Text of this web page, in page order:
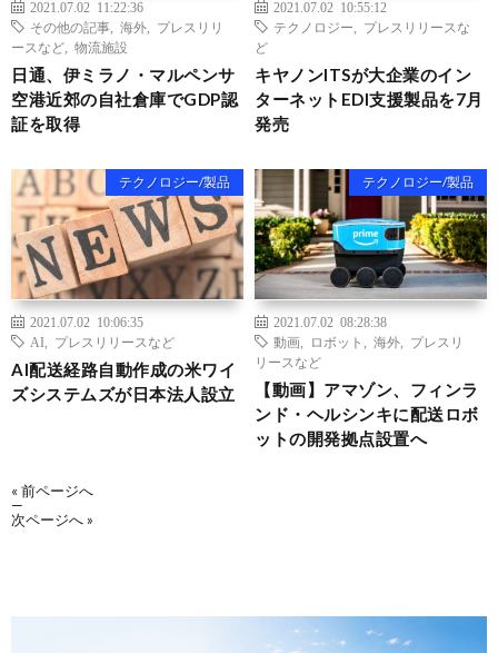
2021.07.02 11:22:36
その他の記事
海外
プレスリリ
ースなど
物流施設
日通、伊ミラノ・マルペンサ
空港近郊の自社倉庫でGDP認
証を取得
2021.07.02 10:55:12
テクノロジー
プレスリリースな
ど
キヤノンITSが大企業のイン
ターネットEDI支援製品を7月
発売
テクノロジー/製品
2021.07.02 10:06:35
AI
プレスリリースなど
AI配送経路自動作成の米ワイ
ズシステムズが日本法人設立
テクノロジー/製品
2021.07.02 08:28:38
動画
ロボット 海外
プレスリ
リースなど
【動画】アマゾン、フィンラ
ンド・ヘルシンキに配送ロボ
ットの開発拠点設置へ
« 前ページへ
—
次ページへ »